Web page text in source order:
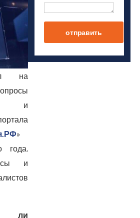
на
и
»
года.
и
ли
отправить